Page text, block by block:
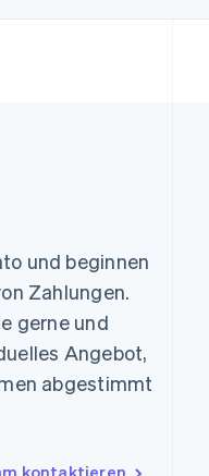
und beginnen
Zahlungen.
gerne und
Angebot,
abgestimmt